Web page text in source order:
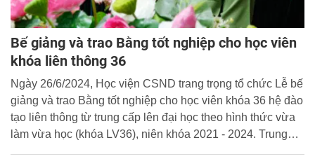
Bế giảng và trao Bằng tốt nghiệp cho học viên
khóa liên thông 36
Ngày 26/6/2024, Học viện CSND trang trọng tổ chức Lễ bế
giảng và trao Bằng tốt nghiệp cho học viên khóa 36 hệ đào
tạo liên thông từ trung cấp lên đại học theo hình thức vừa
làm vừa học (khóa LV36), niên khóa 2021 - 2024. Trung